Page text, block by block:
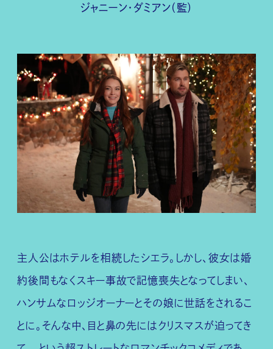
ジャニーン・ダミアン（監）
主人公はホテルを相続したシエラ。しかし、彼女は婚
約後間もなくスキー事故で記憶喪失となってしまい、
ハンサムなロッジオーナーとその娘に世話をされるこ
とに。そんな中、目と鼻の先にはクリスマスが迫ってき